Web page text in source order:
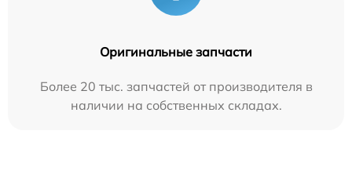
Оригинальные запчасти
Более 20 тыс. запчастей от производителя в
наличии на собственных складах.